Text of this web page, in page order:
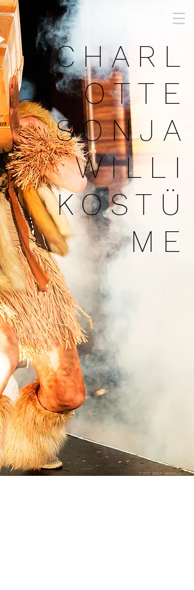
CHAR L
OTTE
SONJA
WIL LI
KOST Ü
ME
FOTO: ROLF ARNOLD